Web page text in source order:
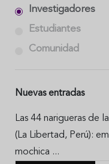
Investigadores
Estudiantes
Comunidad
Nuevas entradas
Las 44 narigueras de
(La Libertad, Perú):
mochica ...